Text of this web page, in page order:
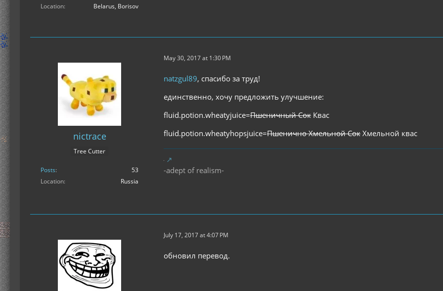
Location
Belarus, Borisov
nictrace
Tree Cutter
Posts
53
Location
Russia
May 30, 2017 at 1:30 PM
natzgul89, спасибо за труд!
единственно, хочу предложить улучшение:
fluid.potion.wheatyjuice=Пшеничный Сок Квас
fluid.potion.wheatyhopsjuice=Пшенично Хмельной Сок Хмельной квас
-adept of realism-
July 17, 2017 at 4:07 PM
обновил перевод.